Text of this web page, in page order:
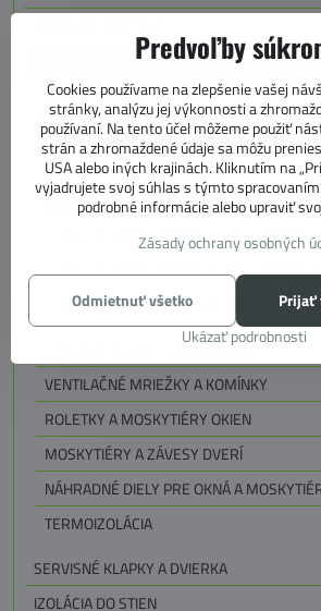
OKNÁ A MOSKYTIÉRY
BOČNÉ OKNÁ
STREŠNÉ OKNÁ
OKNÁ A PRÍSLUŠENSTVO PRE VÝREZ
OKNÁ A PRÍSLUŠENSTVO PRE VÝREZ
OKNÁ A PRÍSLUŠENSTVO PRE VÝREZ
OKNÁ A PRÍSLUŠENSTVO PRE VÝREZ
OKNÁ A PRÍSLUŠENSTVO PRE VÝREZ -
STREŠNÉ OKNÁ S VENTILÁTOROM
VENTILAČNÉ MRIEŽKY A KOMÍNKY
ROLETKY A MOSKYTIÉRY OKIEN
MOSKYTIÉRY A ZÁVESY DVERÍ
NÁHRADNÉ DIELY PRE OKNÁ A
TERMOIZOLÁCIA
SERVISNÉ KLAPKY A DVIERKA
IZOLÁCIA DO STIEN
Predvoľby
Cookies používame na zlepšenie vašej
stránky, analýzu jej výkonnosti a
používaní. Na tento účel môžeme použiť
strán a zhromaždené údaje sa môžu
USA alebo iných krajinách. Kliknutím na
vyjadrujete svoj súhlas s týmto
podrobné informácie alebo upraviť
Zásady ochrany osobných
Ukázať podrobnosti
Prijať
Odmietnuť všetko